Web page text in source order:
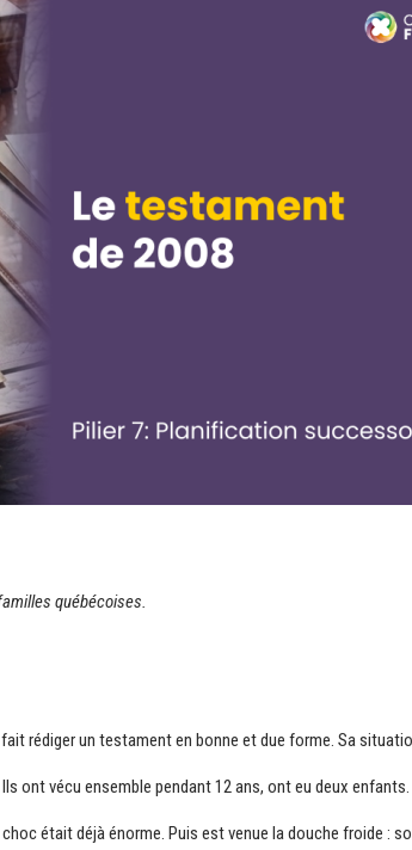
québécoises.
rédiger un testament en bonne et due forme. Sa
ont vécu ensemble pendant 12 ans, ont eu deux
était déjà énorme. Puis est venue la douche froide :